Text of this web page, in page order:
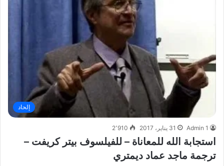
إلحاد
Admin 1 31 يناير، 2017 2٬910
استجابة الله للمعاناة – للفيلسوف بيتر كريفت –
ترجمة ماجد عماد ديمتري